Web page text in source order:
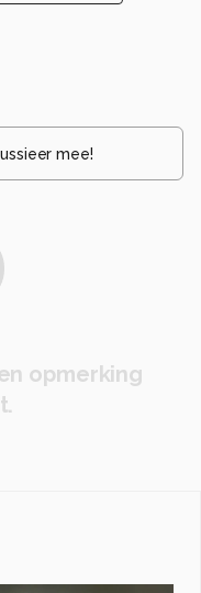
mee!
opmerking